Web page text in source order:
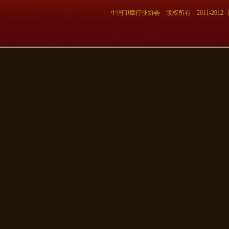
中国印章行业协会 版权所有 2011-2012